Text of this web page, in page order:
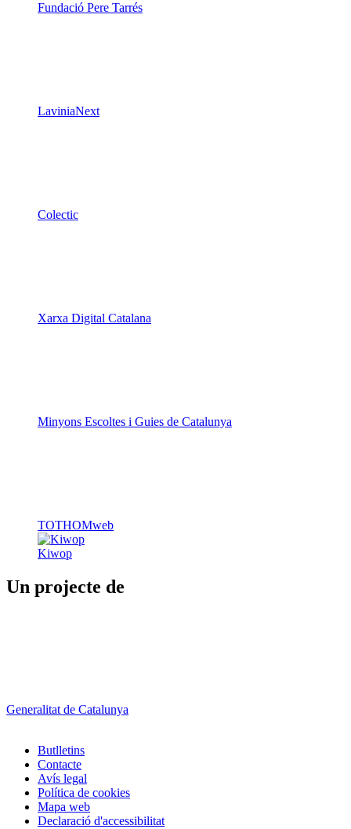
Fundació Pere Tarrés
LaviniaNext
Colectic
Xarxa Digital Catalana
Minyons Escoltes i Guies de Catalunya
TOTHOMweb
Kiwop
Un projecte de
Generalitat de Catalunya
Peu
Butlletins
Contacte
Avís legal
Política de cookies
Mapa web
Declaració d'accessibilitat